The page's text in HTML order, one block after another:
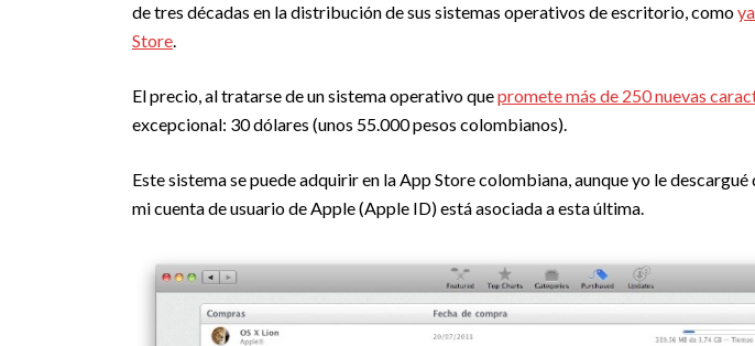
de tres décadas en la distribución de sus sistemas operativos de escritorio, como
Store.
El precio, al tratarse de un sistema operativo quepromete más de 250 nuevas
excepcional: 30 dólares (unos 55.000 pesos colombianos).
Este sistema se puede adquirir en la App Store colombiana, aunque yo le descargué
mi cuenta de usuario de Apple (Apple ID) está asociada a esta última.